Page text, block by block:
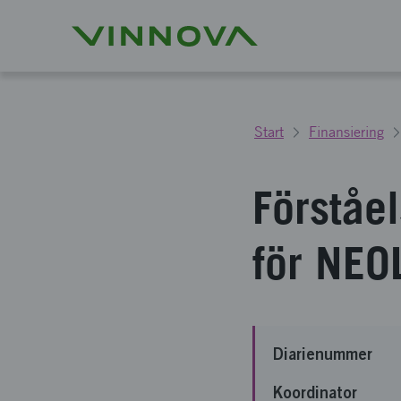
Start Finansiering
för
Diarienummer
Koordinator